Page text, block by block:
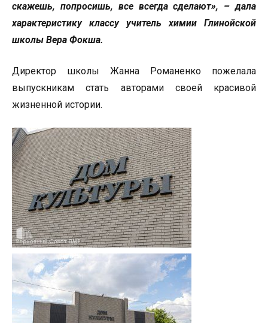
скажешь, попросишь, все всегда сделают», – дала
характеристику классу учитель химии Глинойской
школы Вера Фокша.
Директор школы Жанна Романенко пожелала
выпускникам стать авторами своей красивой
жизненной истории.